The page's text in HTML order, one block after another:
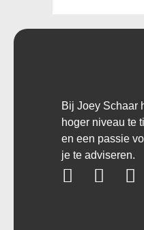
Bij Joey Schaar
hoger niveau te
en een passie
je te adviseren.